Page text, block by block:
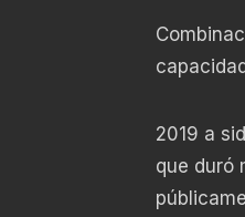
2019 a
que duró